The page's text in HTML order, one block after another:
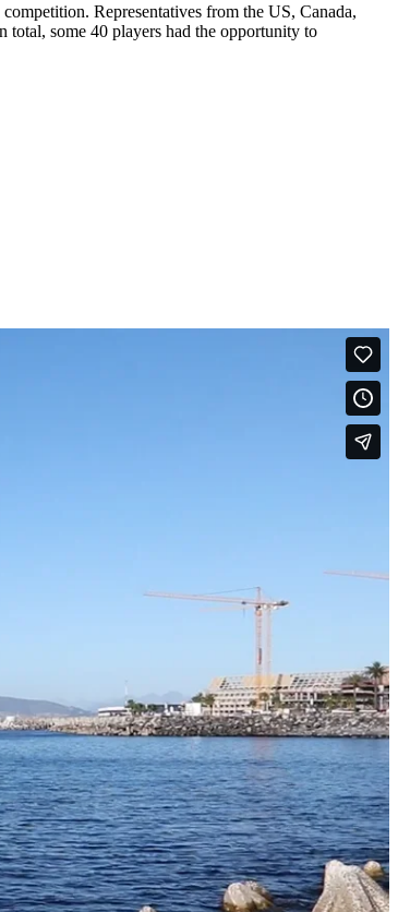
Representatives from the US, Canada,
some 40 players had the opportunity to